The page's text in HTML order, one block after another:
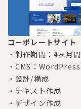
コーポレートサイト
・制作期間：4ヶ月間
・CMS：WordPress
・設計/構成
・テキスト作成
・デザイン作成